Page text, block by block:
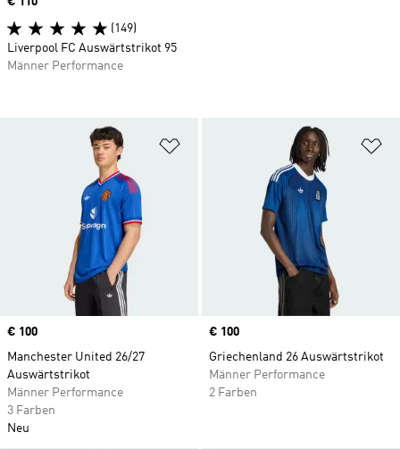
Zur Wunschliste hinzufügen
Price
€ 100
Manchester United 26/27
Auswärtstrikot
Männer Performance
3 Farben
Neu
Price
€ 100
Griechenland 26 Auswärtstrikot
Männer Performance
2 Farben
(149)
Liverpool FC Auswärtstrikot 95
Männer Performance